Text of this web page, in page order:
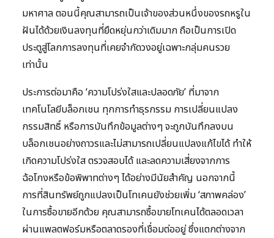
มหาศาล ตอนนี้คุณสามารถเป็นเจ้าของส่วนหนึ่งของรถหรูใน
ฝันได้ด้วยเงินลงทุนที่ยืดหยุ่นกว่าเดิมมาก ถือเป็นการเปิด
ประตูสู่โลกการลงทุนที่เคยจำกัดวงอยู่เฉพาะกลุ่มคนรวย
เท่านั้น
ประการต่อมาคือ ‘ความโปร่งใสและปลอดภัย’ ที่มาจาก
เทคโนโลยีบล็อกเชน ทุกการทำธุรกรรม การเปลี่ยนแปลง
กรรมสิทธิ์ หรือการบันทึกข้อมูลต่างๆ จะถูกบันทึกลงบน
บล็อกเชนอย่างถาวรและไม่สามารถเปลี่ยนแปลงแก้ไขได้ ทำให้
เกิดความโปร่งใส ตรวจสอบได้ และลดความเสี่ยงจากการ
ฉ้อโกงหรือข้อพิพาทต่างๆ ได้อย่างมีนัยสำคัญ นอกจากนี้
การที่สินทรัพย์ถูกแปลงเป็นโทเคนยังช่วยเพิ่ม ‘สภาพคล่อง’
ในการซื้อขายอีกด้วย คุณสามารถซื้อขายโทเคนได้ตลอดเวลา
ผ่านแพลตฟอร์มหรือตลาดรองที่เชื่อมต่ออยู่ ซึ่งแตกต่างจาก